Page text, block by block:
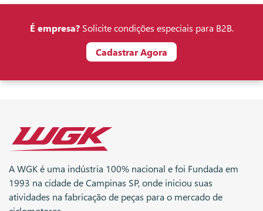
É empresa?Solicite condições especiais para B2B.
Cadastrar Agora
A WGK é uma indústria 100% nacional e foi Fundada em
1993 na cidade de Campinas SP, onde iniciou suas
atividades na fabricação de peças para o mercado de